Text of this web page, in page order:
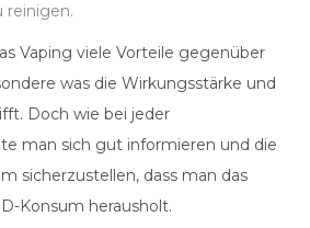
reinigen.
Vaping viele Vorteile gegenüber
was die Wirkungsstärke und
Doch wie bei jeder
man sich gut informieren und die
sicherzustellen, dass man das
Konsum herausholt.